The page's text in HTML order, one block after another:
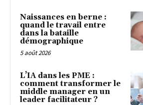
Naissances en berne :
quand le travail entre
dans la bataille
démographique
5 août 2026
L’IA dans les PME :
comment transformer le
middle manager en un
leader facilitateur ?